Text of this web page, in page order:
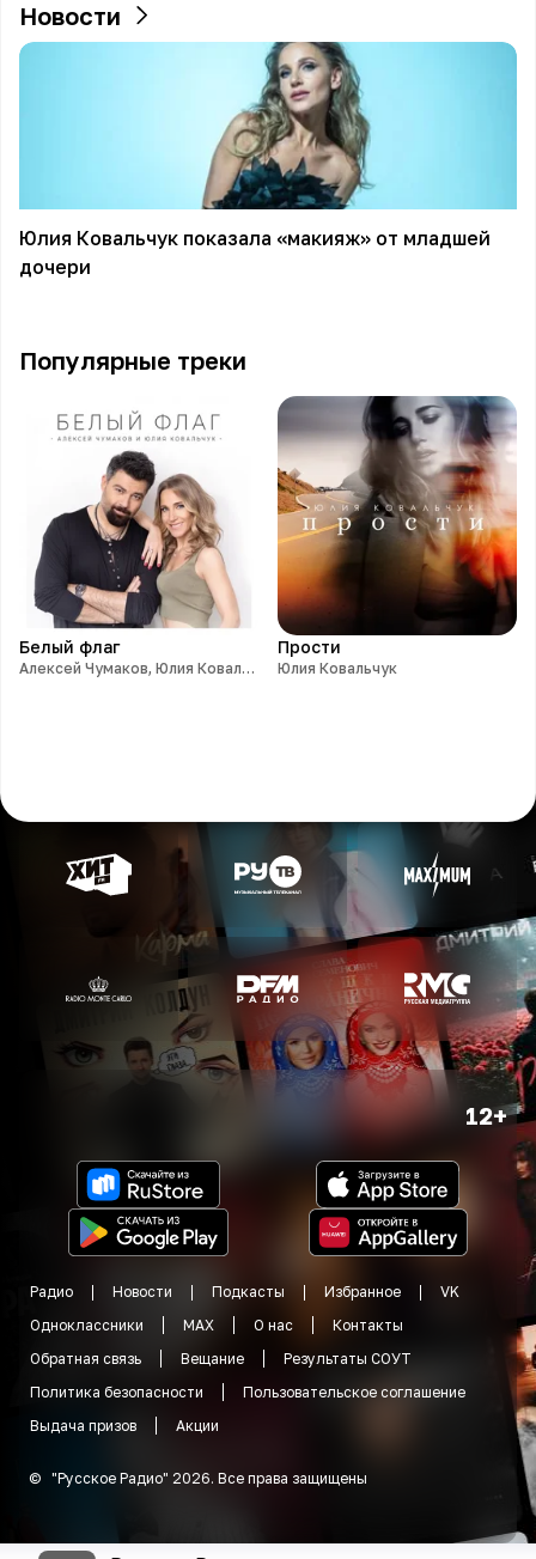
Новости
Юлия Ковальчук показала «макияж» от младшей
дочери
Популярные треки
Белый флаг
Алексей Чумаков, Юлия Ковальчук
Прости
Юлия Ковальчук
12+
Радио Новости Подкасты Избранное
VK
Одноклассники
MAX О нас
Контакты
Обратная связь
Вещание
Результаты СОУТ
Политика безопасности
Пользовательское соглашение
Выдача призов
Акции
© "Русское Радио" 2026. Все права защищены